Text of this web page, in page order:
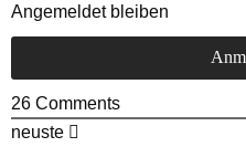
Angemeldet bleiben
26 Comments
neuste